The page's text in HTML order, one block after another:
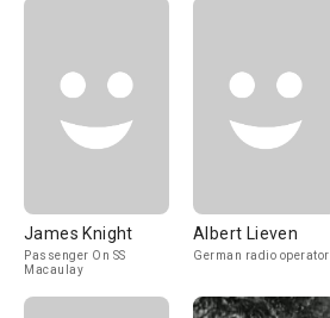
James Knight
Passenger On SS
Macaulay
Albert Lieven
German radio operator